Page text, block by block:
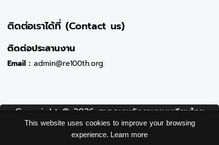
This website uses cookies to improve your browsing
experience. Learn more
ติดต่อเราได้ที่ (Contact us)
ติดต่อประสานงาน
Email : admin@re100th.org
Copyright © 2026 สมาคมพลังงานหมุนเวียนไทย
(อาร์อี 100) Thai Renewable energy (RE100)
association